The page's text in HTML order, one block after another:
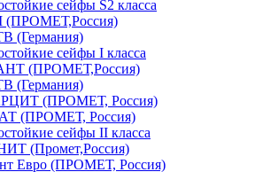
сейфы S2 класса
(ПРОМЕТ,Россия)
(Германия)
сейфы I класса
(ПРОМЕТ,Россия)
(Германия)
(ПРОМЕТ, Россия)
(ПРОМЕТ, Россия)
сейфы II класса
(Промет,Россия)
Евро (ПРОМЕТ, Россия)